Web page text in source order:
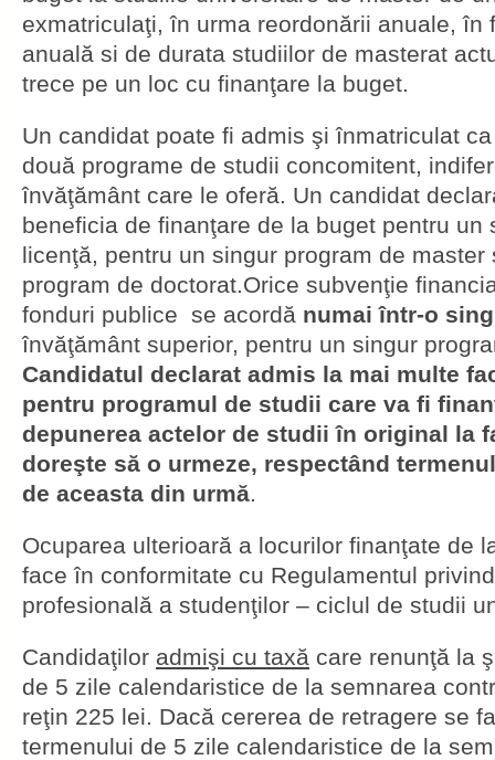
exmatriculaţi, în urma reordonării anuale, în
anuală si de durata studiilor de masterat
trece pe un loc cu finanţare la buget.
Un candidat poate fi admis şi înmatriculat
două programe de studii concomitent,
învăţământ care le oferă. Un candidat
beneficia de finanţare de la buget pentru un
licenţă, pentru un singur program de master
program de doctorat.Orice subvenţie
fonduri publice se acordă numai într-o
învăţământ superior, pentru un singur
Candidatul declarat admis la mai multe
pentru programul de studii care va fi
depunerea actelor de studii în original la
doreşte să o urmeze, respectând
de aceasta din urmă.
Ocuparea ulterioară a locurilor finanţate de
face în conformitate cu Regulamentul
profesională a studenţilor – ciclul de studii
Candidaţilor admişi cu taxă care renunţă la
de 5 zile calendaristice de la semnarea
reţin 225 lei. Dacă cererea de retragere se
termenului de 5 zile calendaristice de la